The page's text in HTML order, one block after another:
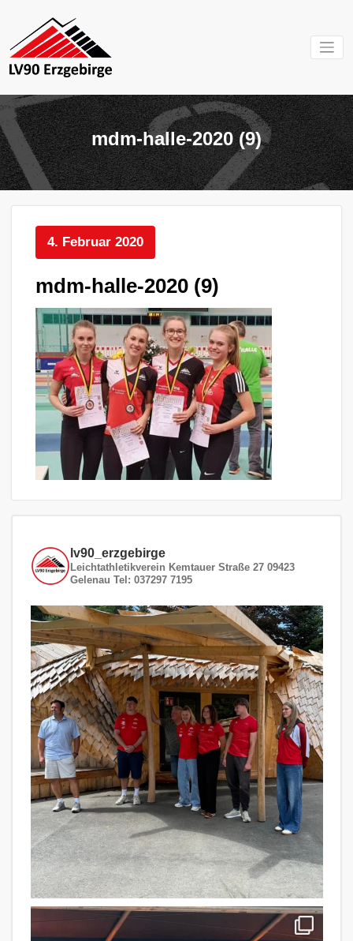
springen
e.V.
Mein Verein im
mdm-halle-2020 (9)
4. Februar 2020
mdm-halle-2020 (9)
lv90_erzgebirge
Leichtathletikverein Kemtauer Straße 27 09423
Gelenau Tel: 037297 7195